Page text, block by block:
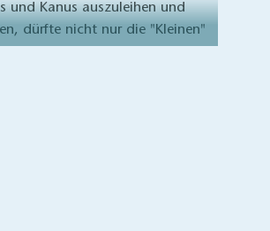
und Kanus auszuleihen und
dürfte nicht nur die "Kleinen"
Ort!